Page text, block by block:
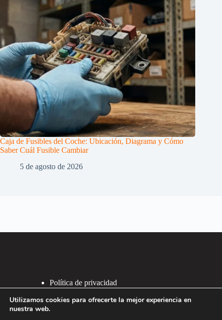
Caja de Fusibles del Coche: Ubicación, Diagrama y Cómo
Saber Cuál Fusible Cambiar
5 de agosto de 2026
Política de privacidad
2007 - 2026 ®
Recafacil S.L.
Utilizamos cookies para ofrecerte la mejor experiencia en
nuestra web.